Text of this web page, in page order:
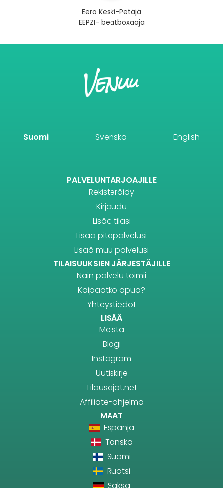
Eero Keski-Petäjä
EEPZI- beatboxaaja
Suomi Svenska English
PALVELUNTARJOAJILLE
Rekisteröidy
Kirjaudu
Lisää tilasi
Lisää pitopalvelusi
Lisää muu palvelusi
TILAISUUKSIEN JÄRJESTÄJILLE
Näin palvelu toimii
Kaipaatko apua?
Yhteystiedot
LISÄÄ
Meistä
Blogi
Instagram
Uutiskirje
Tilausajot.net
Affiliate-ohjelma
MAAT
Espanja
Tanska
Suomi
Ruotsi
Saksa